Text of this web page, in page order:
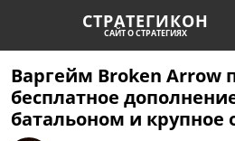
СТРАТЕГИКОН
САЙТ О СТРАТЕГИЯХ
Варгейм Broken Arrow
бесплатное
батальоном и крупное